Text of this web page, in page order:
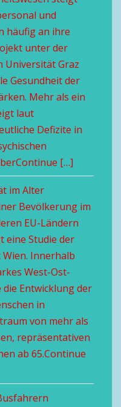
und
häufig an ihre
unter der
Universität Graz
Gesundheit der
Mehr als ein
laut
Defizite in
[…]
im Alter
Bevölkerung im
EU-Ländern
eine Studie der
Innerhalb
West-Ost-
Entwicklung der
in
von mehr als
repräsentativen
ab 65.Continue